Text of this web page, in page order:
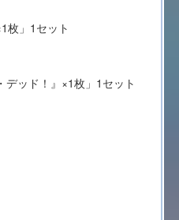
枚」1セット
デッド！』×1枚」1セット